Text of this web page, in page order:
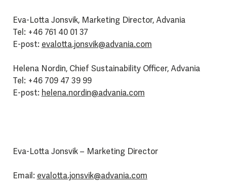
Eva-Lotta Jonsvik, Marketing Director, Advania
Tel: +46 761 40 01 37
E-post: evalotta.jonsvik@advania.com
Helena Nordin, Chief Sustainability Officer, Advania
Tel: +46 709 47 39 99
E-post: helena.nordin@advania.com
Eva-Lotta Jonsvik – Marketing Director
Email: evalotta.jonsvik@advania.com